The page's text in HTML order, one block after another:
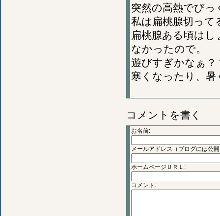
突然の高熱でび
私は扁桃腺切って
扁桃腺ある頃は
なかったので。
遊びすぎかなぁ？
寒くなったり、
コメントを書く
お名前:
メールアドレス（ブログには公
ホームページＵＲＬ:
コメント: